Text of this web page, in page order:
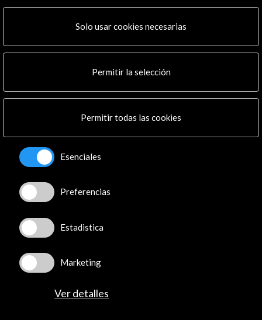
Programa PICE
Residencias
Multimedia
Boletín digital
Conecta
X (Twitter)
Instagram
LinkedIn
Youtube
Spotify
Flickr
TikTok
Solo usar cookies necesarias
Permitir la selección
Permitir todas las cookies
Esenciales
Preferencias
Estadistica
Marketing
Ver detalles